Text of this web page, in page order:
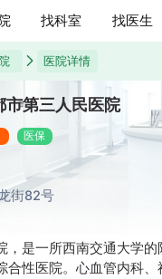
找科室 找医生
医院详情
市第三人民医院
医保
街82号
，是一所西南交通大学的
合性医院。心血管内科